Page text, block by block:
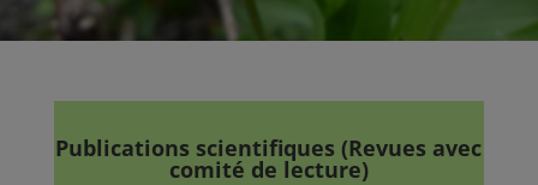
Publications scientifiques (Revues avec
comité de lecture)